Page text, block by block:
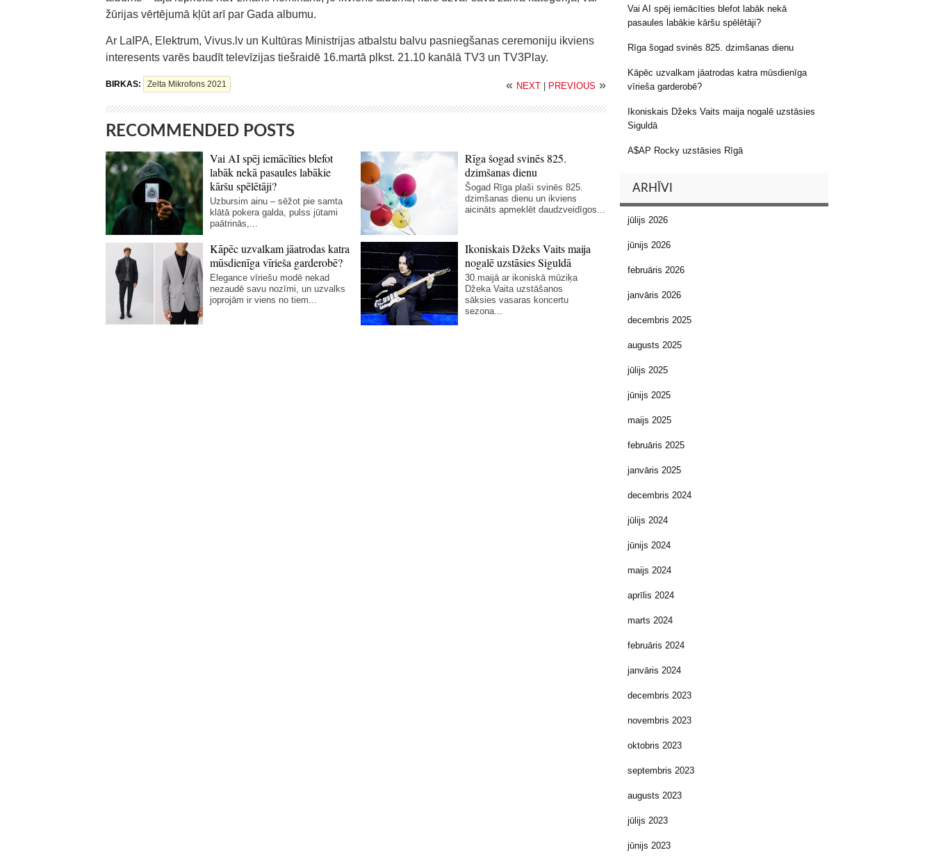
žūrijas vērtējumā kļūt arī par Gada albumu.
Ar LaIPA, Elektrum, Vivus.lv un Kultūras Ministrijas atbalstu balvu pasniegšanas ceremoniju ikviens
interesents varēs baudīt televīzijas tiešraidē 16.martā plkst. 21.10 kanālā TV3 un TV3Play.
BIRKAS: Zelta Mikrofons 2021 « NEXT PREVIOUS »
RECOMMENDED POSTS
Vai AI spēj iemācīties blefot
labāk nekā pasaules labākie
kāršu spēlētāji?
Uzbursim ainu – sēžot pie samta
klātā pokera galda, pulss jūtami
paātrinās,...
Rīga šogad svinēs 825.
dzimšanas dienu
Šogad Rīga plaši svinēs 825.
dzimšanas dienu un ikviens
aicināts apmeklēt daudzveidīgos...
Kāpēc uzvalkam jāatrodas katra
mūsdienīga vīrieša garderobē?
Elegance vīriešu modē nekad
nezaudē savu nozīmi, un uzvalks
joprojām ir viens no tiem...
Ikoniskais Džeks Vaits maija
nogalē uzstāsies Siguldā
30.maijā ar ikoniskā mūziķa
Džeka Vaita uzstāšanos
sāksies vasaras koncertu
sezona...
Vai AI spēj iemācīties blefot labāk nekā
pasaules labākie kāršu spēlētāji?
Rīga šogad svinēs 825. dzimšanas dienu
Kāpēc uzvalkam jāatrodas katra mūsdienīga
vīrieša garderobē?
Ikoniskais Džeks Vaits maija nogalē uzstāsies
Siguldā
A$AP Rocky uzstāsies Rīgā
ARHĪVI
jūlijs 2026
jūnijs 2026
februāris 2026
janvāris 2026
decembris 2025
augusts 2025
jūlijs 2025
jūnijs 2025
maijs 2025
februāris 2025
janvāris 2025
decembris 2024
jūlijs 2024
jūnijs 2024
maijs 2024
aprīlis 2024
marts 2024
februāris 2024
janvāris 2024
decembris 2023
novembris 2023
oktobris 2023
septembris 2023
augusts 2023
jūlijs 2023
jūnijs 2023